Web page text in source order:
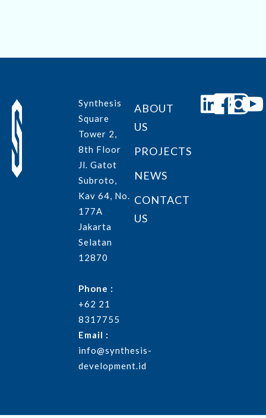
Synthesis
Square
Tower 2,
8th Floor
Jl. Gatot
Subroto,
Kav 64, No.
177A
Jakarta
Selatan
12870
Phone :
+62 21
8317755
Email :
info@synthesis-
development.id
ABOUT
US
PROJECTS
NEWS
CONTACT
US